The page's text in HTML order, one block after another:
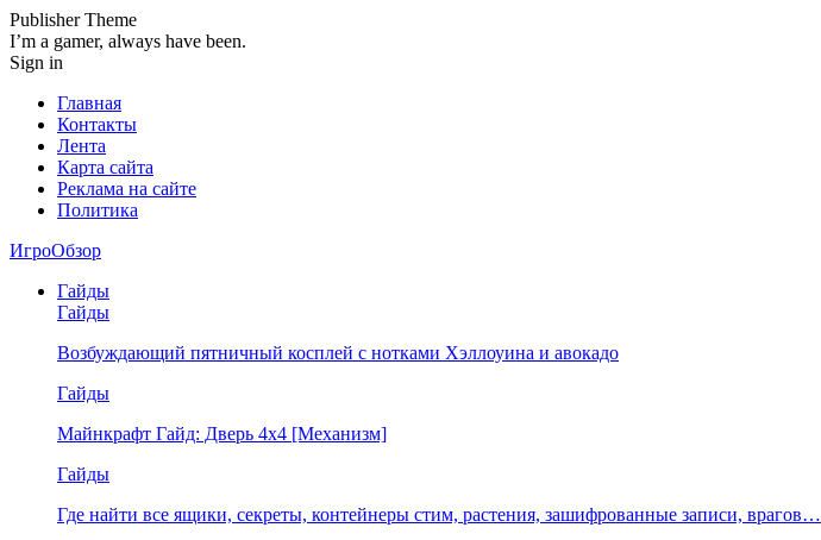
Publisher Theme
I’m a gamer, always have been.
Sign in
Главная
Контакты
Лента
Карта сайта
Реклама на сайте
Политика
ИгроОбзор
Гайды
Гайды
Возбуждающий пятничный косплей с нотками Хэллоуина и авокадо
Гайды
Майнкрафт Гайд: Дверь 4х4 [Механизм]
Гайды
Где найти все ящики, секреты, контейнеры стим, растения, зашифрованные записи, врагов…